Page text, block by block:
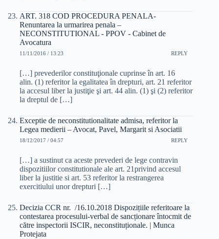
ART. 318 COD PROCEDURA PENALA-
Renuntarea la urmarirea penala –
NECONSTITUTIONAL - PPOV - Cabinet de
Avocatura
11/11/2016 / 13:23 REPLY
[…] prevederilor constituţionale cuprinse în art. 16
alin. (1) referitor la egalitatea în drepturi, art. 21 referitor
la accesul liber la justiţie şi art. 44 alin. (1) şi (2) referitor
la dreptul de […]
Exceptie de neconstitutionalitate admisa, referitor la
Legea medierii – Avocat, Pavel, Margarit si Asociatii
18/12/2017 / 04:57 REPLY
[…] a sustinut ca aceste prevederi de lege contravin
dispozitiilor constitutionale ale art. 21privind accesul
liber la justitie si art. 53 referitor la restrangerea
exercitiului unor drepturi […]
Decizia CCR nr. /16.10.2018 Dispozițiile referitoare la
contestarea procesului-verbal de sancționare întocmit de
către inspectorii ISCIR, neconstituționale. | Munca
Protejata